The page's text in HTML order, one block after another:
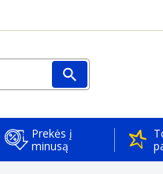
Prekės į
minusą